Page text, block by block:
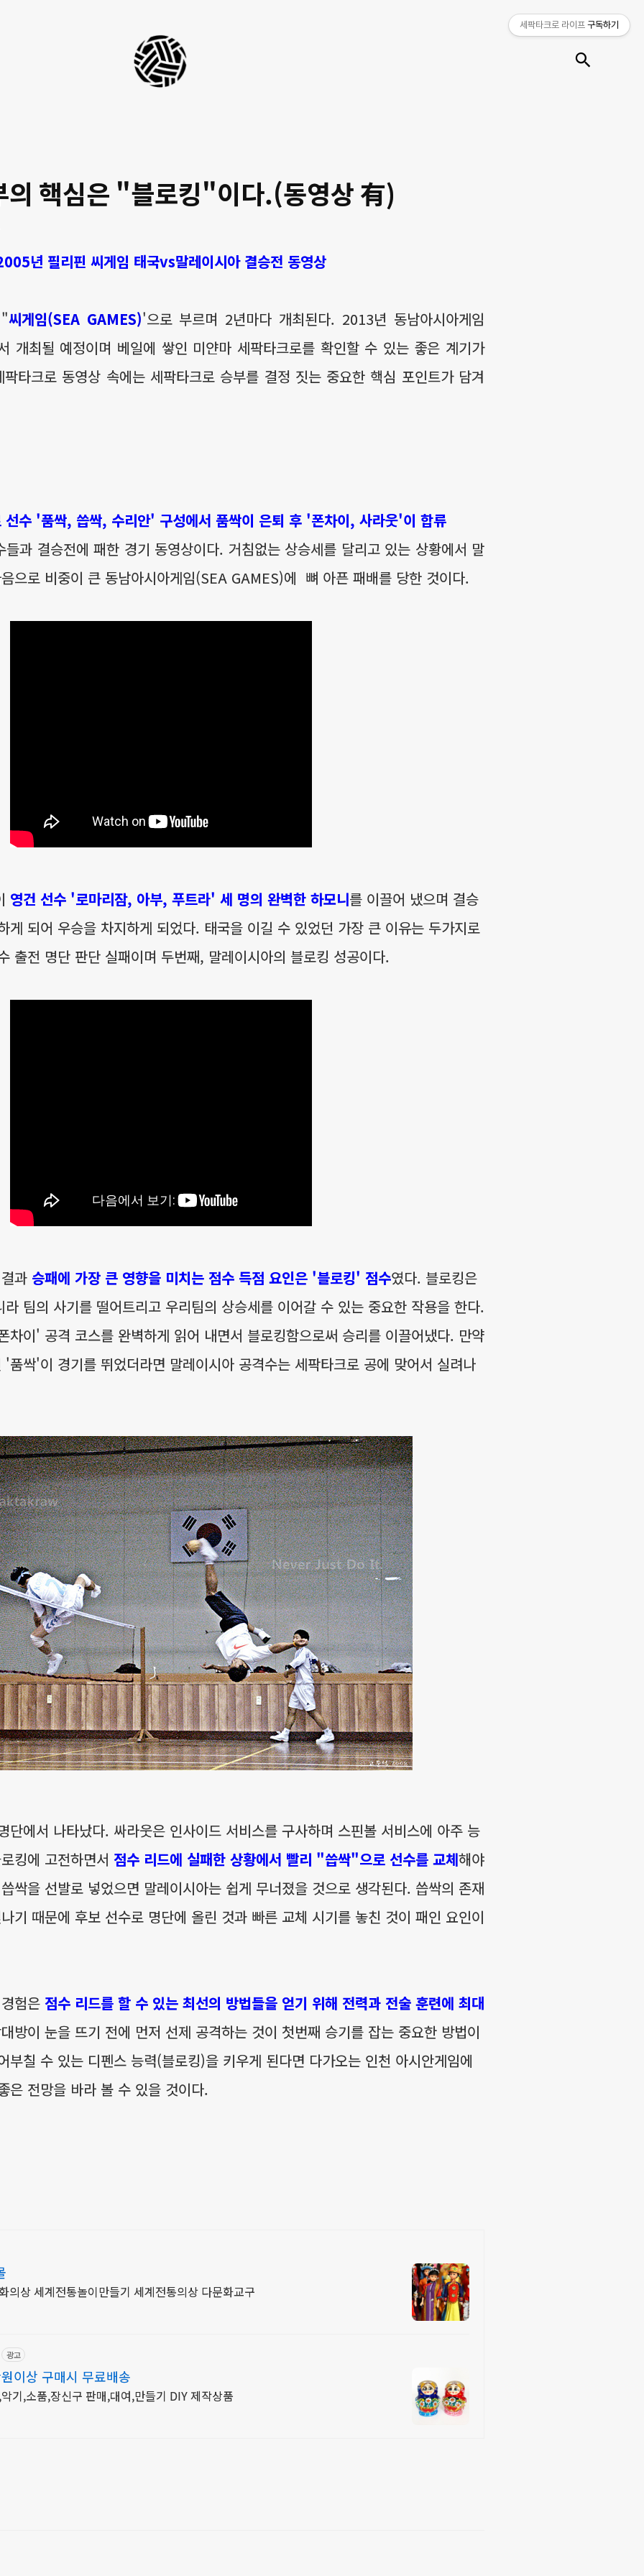
세
팍
라
의 핵심은 "블로킹"이다.(동영상 有)
년 필리핀 씨게임 태국vs말레이시아 결승전 동영상
씨게임(SEA GAMES)'으로 부르며 2년마다 개최된다. 2013년 동남아시아게임
개최될 예정이며 베일에 쌓인 미얀마 세팍타크로를 확인할 수 있는 좋은 계기가
타크로 동영상 속에는 세팍타크로 승부를 결정 짓는 중요한 핵심 포인트가 담겨
선수 '품싹, 씁싹, 수리안' 구성에서 품싹이 은퇴 후 '폰차이, 사라웃'이 합류
과 결승전에 패한 경기 동영상이다. 거침없는 상승세를 달리고 있는 상황에서 말
으로 비중이 큰 동남아시아게임(SEA GAMES)에 뼈 아픈 패배를 당한 것이다.
영건 선수 '로마리잠, 아부, 푸트라' 세 명의 완벽한 하모니를 이끌어 냈으며 결승
게 되어 우승을 차지하게 되었다. 태국을 이길 수 있었던 가장 큰 이유는 두가지로
출전 명단 판단 실패이며 두번째, 말레이시아의 블로킹 성공이다.
과 승패에 가장 큰 영향을 미치는 점수 득점 요인은 '블로킹' 점수였다. 블로킹은
팀의 사기를 떨어트리고 우리팀의 상승세를 이어갈 수 있는 중요한 작용을 한다.
차이' 공격 코스를 완벽하게 읽어 내면서 블로킹함으로써 승리를 이끌어냈다. 만약
싹'이 경기를 뛰었더라면 말레이시아 공격수는 세팍타크로 공에 맞어서 실려나
단에서 나타났다. 싸라웃은 인사이드 서비스를 구사하며 스핀볼 서비스에 아주 능
킹에 고전하면서 점수 리드에 실패한 상황에서 빨리 "씁싹"으로 선수를 교체해야
싹을 선발로 넣었으면 말레이시아는 쉽게 무너졌을 것으로 생각된다. 씁싹의 존재
기 때문에 후보 선수로 명단에 올린 것과 빠른 교체 시기를 놓친 것이 패인 요인이
험은 점수 리드를 할 수 있는 최선의 방법들을 얻기 위해 전력과 전술 훈련에 최대
방이 눈을 뜨기 전에 먼저 선제 공격하는 것이 첫번째 승기를 잡는 중요한 방법이
부칠 수 있는 디펜스 능력(블로킹)을 키우게 된다면 다가오는 인천 아시안게임에
은 전망을 바라 볼 수 있을 것이다.
의상 세계전통놀이만들기 세계전통의상 다문화교구
광고
이상 구매시 무료배송
기,소품,장신구 판매,대여,만들기 DIY 제작상품
세팍타크로 라이프 구독하기